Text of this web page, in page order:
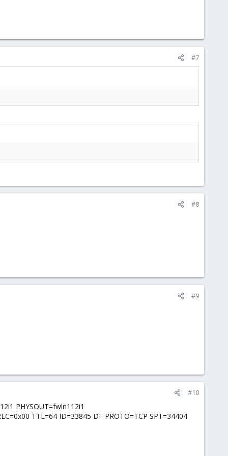
#7
#8
#9
#10
PHYSOUT=fwln112i1
TTL=64 ID=33845 DF PROTO=TCP SPT=34404